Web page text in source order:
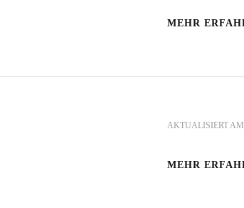
MEHR
AKTUALISIERT AM
MEHR